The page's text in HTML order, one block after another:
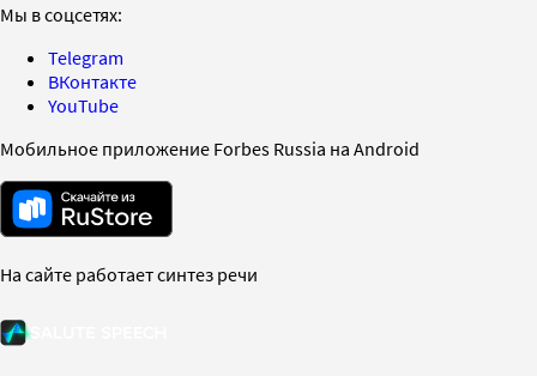
Мы в соцсетях:
Telegram
ВКонтакте
YouTube
Мобильное приложение Forbes Russia на Android
На сайте работает синтез речи